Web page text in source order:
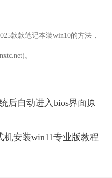
款款笔记本装win10的方法，
。
后自动进入bios界面原
机安装win11专业版教程